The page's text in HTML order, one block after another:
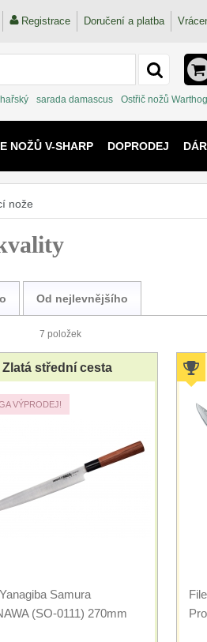
Registrace Doručení a platba
sarada damascus Ostřič nožů Warthog
NOŽŮ V-SHARP DOPRODEJ
nože
Od nejlevnějšího
7 položek
Zlatá střední cesta
VÝPRODEJ!
Samura
(SO-0111) 270mm